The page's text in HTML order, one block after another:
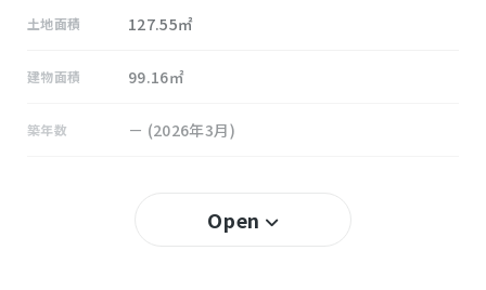
土地面積 127.55㎡
建物面積 99.16㎡
築年数 － (2026年3月)
Open